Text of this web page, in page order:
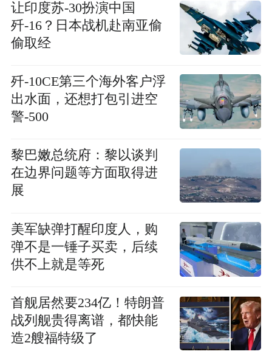
让印度苏-30扮演中国
歼-16？日本战机赴南亚偷
偷取经
歼-10CE第三个海外客户浮
出水面，还想打包引进空
警-500
黎巴嫩总统府：黎以谈判
在边界问题等方面取得进
展
美军缺弹打醒印度人，购
弹不是一锤子买卖，后续
供不上就是等死
首舰居然要234亿！特朗普
战列舰贵得离谱，都快能
造2艘福特级了